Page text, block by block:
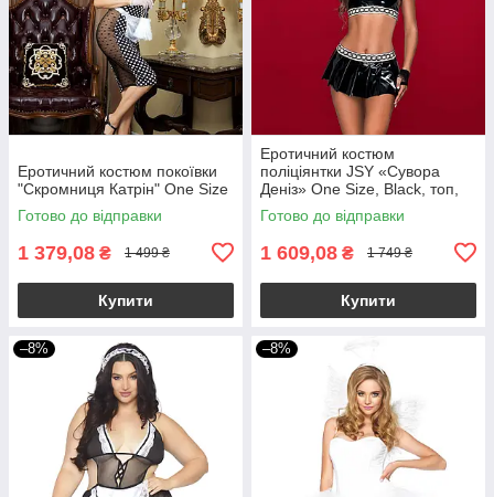
Еротичний костюм покоївки
"Скромниця Катрін" One Size
Готово до відправки
1 379,08 ₴ 1 499 ₴
Купити
Еротичний костюм
поліціянтки JSY «Сувора
Деніз» One Size, Black, топ,
спідниця, рукавички, кашкет
Готово до відправки
1 609,08 ₴ 1 749 ₴
Купити
–8% –8%